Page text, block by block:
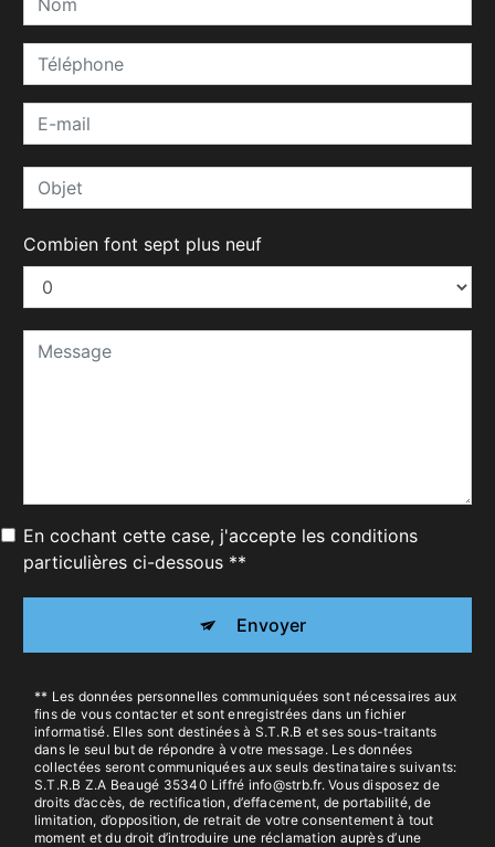
Combien font sept plus neuf
En cochant cette case, j'accepte les conditions
particulières ci-dessous **
Envoyer
** Les données personnelles communiquées sont nécessaires aux
fins de vous contacter et sont enregistrées dans un fichier
informatisé. Elles sont destinées à S.T.R.B et ses sous-traitants
dans le seul but de répondre à votre message. Les données
collectées seront communiquées aux seuls destinataires suivants:
S.T.R.B Z.A Beaugé 35340 Liffré info@strb.fr. Vous disposez de
droits d’accès, de rectification, d’effacement, de portabilité, de
limitation, d’opposition, de retrait de votre consentement à tout
moment et du droit d’introduire une réclamation auprès d’une